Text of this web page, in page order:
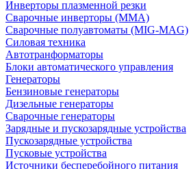
Инверторы плазменной резки
Сварочные инверторы (MMA)
Сварочные полуавтоматы (MIG-MAG)
Силовая техника
Автотранформаторы
Блоки автоматического управления
Генераторы
Бензиновые генераторы
Дизельные генераторы
Сварочные генераторы
Зарядные и пускозарядные устройства
Пускозарядные устройства
Пусковые устройства
Источники бесперебойного питания